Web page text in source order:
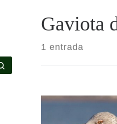
Gaviota
1 entrada